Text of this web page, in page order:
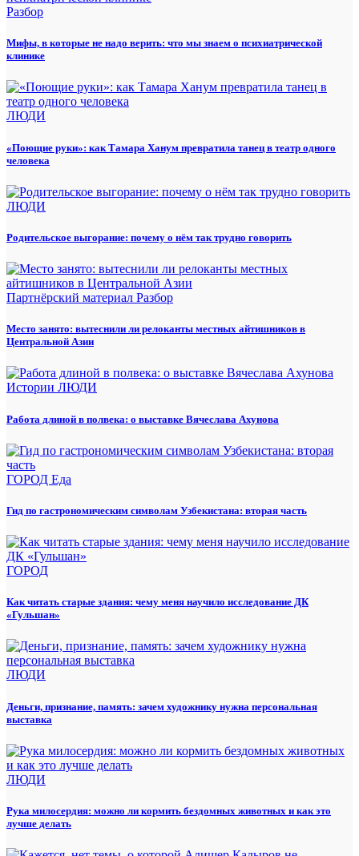
Разбор
Мифы, в которые не надо верить: что мы знаем о психиатрической
клинике
ЛЮДИ
«Поющие руки»: как Тамара Ханум превратила танец в театр одного
человека
ЛЮДИ
Родительское выгорание: почему о нём так трудно говорить
Партнёрский материал Разбор
Место занято: вытеснили ли релоканты местных айтишников в
Центральной Азии
Истории ЛЮДИ
Работа длиной в полвека: о выставке Вячеслава Ахунова
ГОРОД Еда
Гид по гастрономическим символам Узбекистана: вторая часть
ГОРОД
Как читать старые здания: чему меня научило исследование ДК
«Гульшан»
ЛЮДИ
Деньги, признание, память: зачем художнику нужна персональная
выставка
ЛЮДИ
Рука милосердия: можно ли кормить бездомных животных и как это
лучше делать